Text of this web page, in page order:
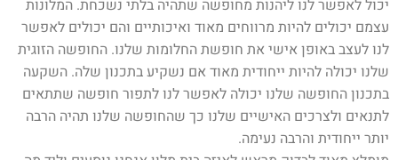
יכול לאפשר לנו ליהנות מחופשה שתהיה בלתי נשכחת. המלונות
עצמם יכולים להיות מרווחים מאוד ואיכותיים והם יכולים לאפשר
לנו לעצב באופן אישי את חופשת החלומות שלנו. החופשה הזוגית
שלנו יכולה להיות ייחודית מאוד אם נשקיע בתכנון שלה. השקעה
בתכנון החופשה שלנו יכולה לאפשר לנו לתפור חופשה שתתאים
לתנאים ולצרכים האישיים שלנו כך שהחופשה שלנו תהיה הרבה
יותר ייחודית והרבה נעימה.